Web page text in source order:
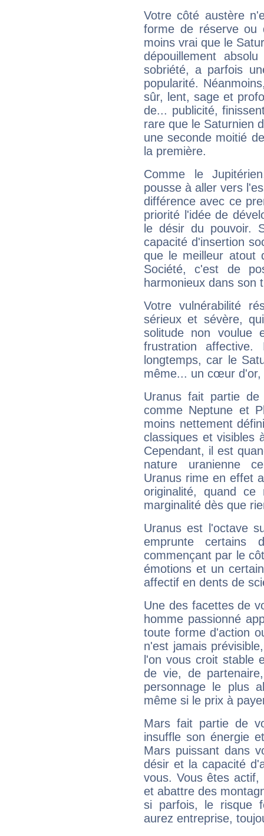
Votre côté austère
forme de réserve
moins vrai que le
dépouillement
sobriété, a parfois
popularité.
sûr, lent, sage et
de... publicité,
rare que le Saturnien
une seconde moitié
la première.
Comme le
pousse à aller vers
différence avec ce
priorité l'idée de
le désir du pouvoir.
capacité d'insertion
que le meilleur atout
Société, c'est de
harmonieux dans son
Votre vulnérabilité
sérieux et sévère,
solitude non voulue
frustration
longtemps, car le
même... un cœur d'or,
Uranus fait partie
comme Neptune et
moins nettement
classiques et visibles
Cependant, il est
nature uranienne
Uranus rime en effet
originalité, quand ce
marginalité dès que
Uranus est l'octave
emprunte
commençant par le
émotions et un
affectif en dents de
Une des facettes de
homme passionné
toute forme d'action
n'est jamais
l'on vous croit stable
de vie, de
personnage le plus
même si le prix à
Mars fait partie de
insuffle son énergie
Mars puissant dans
désir et la capacité
vous. Vous êtes
et abattre des
si parfois, le risque
aurez entreprise,